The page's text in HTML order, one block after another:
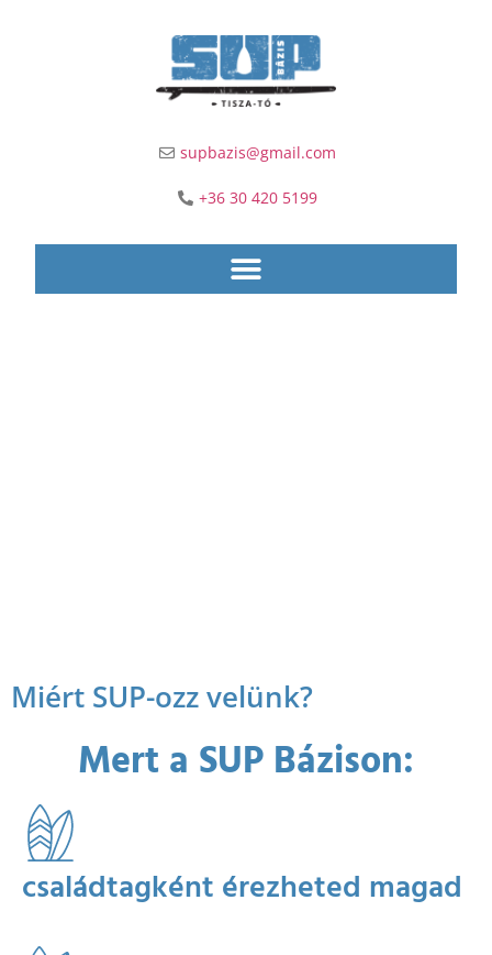
supbazis@gmail.com
+36 30 420 5199
Miért SUP-ozz velünk?
Mert a SUP Bázison:
családtagként érezheted magad